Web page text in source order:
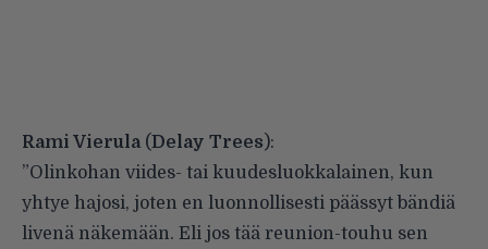
Rami Vierula(Delay Trees):
”Olinkohan viides- tai kuudesluokkalainen, kun
yhtye hajosi, joten en luonnollisesti päässyt bändiä
livenä näkemään. Eli jos tää reunion-touhu sen